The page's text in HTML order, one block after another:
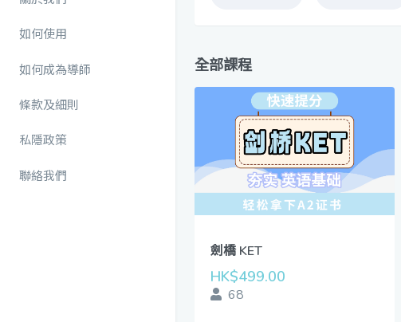
如何使用
如何成為導師
條款及細則
私隱政策
聯絡我們
全部課程
劍橋 KET
HK$499.00
68